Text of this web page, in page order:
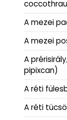
A mezei
A mezei
A
pipixcan)
A réti
A réti